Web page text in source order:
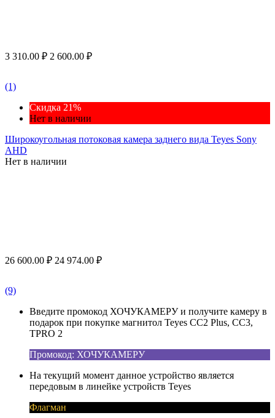
3 310.00 ₽ 2 600.00 ₽
(1)
Скидка 21%
Нет в наличии
Широкоугольная потоковая камера заднего вида Teyes Sony
AHD
Нет в наличии
26 600.00 ₽ 24 974.00 ₽
(9)
Введите промокод ХОЧУКАМЕРУ и получите камеру в
подарок при покупке магнитол Teyes CC2 Plus, CC3,
TPRO 2
Промокод: ХОЧУКАМЕРУ
На текущий момент данное устройство является
передовым в линейке устройств Teyes
Флагман